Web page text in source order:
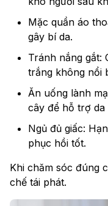
Mặc quần áo
gây bí da.
Tránh nắng gắt:
trắng không nổi
Ăn uống lành
cây để hỗ trợ da
Ngủ đủ giấc:
phục hồi tốt.
Khi chăm sóc đúng
chế tái phát.